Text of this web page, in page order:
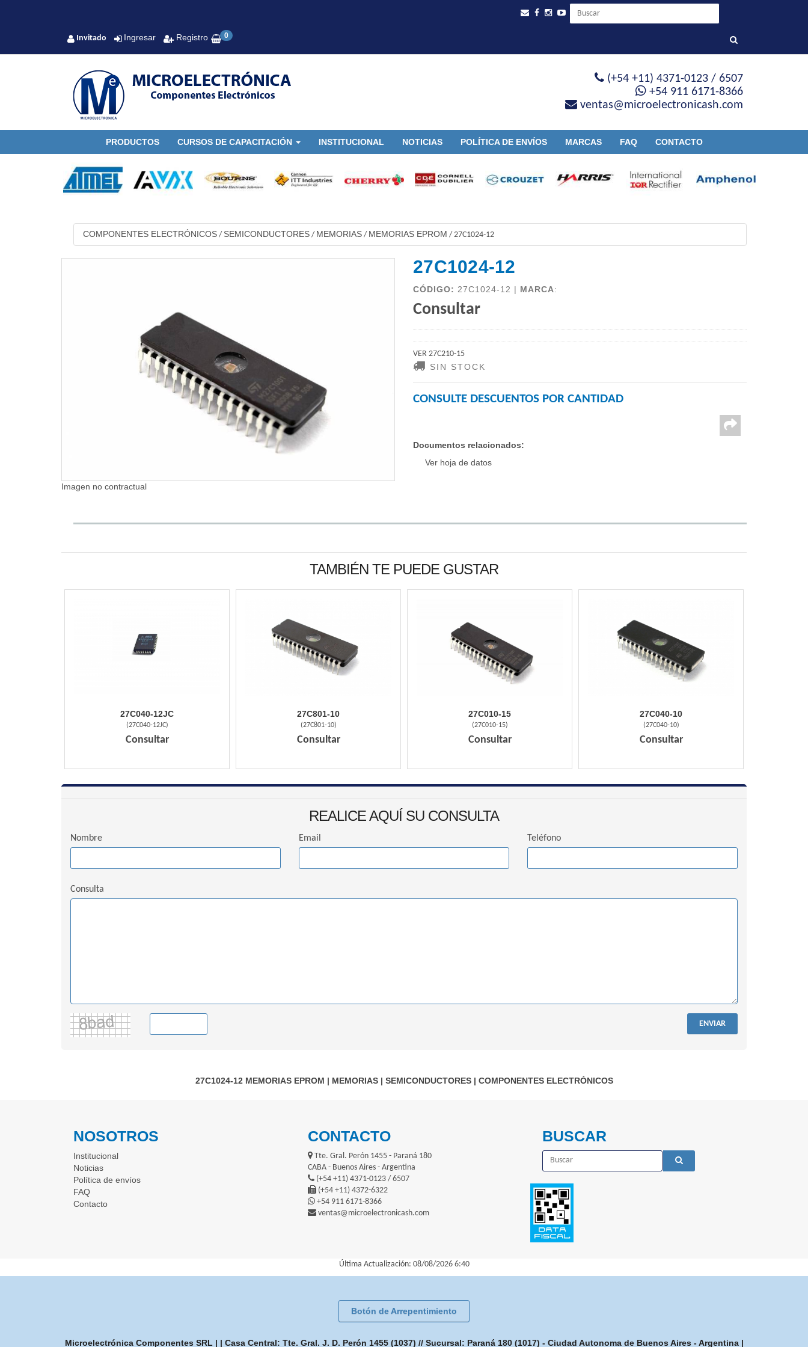
Invitado Ingresar Registro 0
PRODUCTOS CURSOS DE CAPACITACIÓN INSTITUCIONAL NOTICIAS POLÍTICA DE ENVÍOS MARCAS FAQ CONTACTO
(+54 +11) 4371-0123 / 6507
+54 911 6171-8366
ventas@microelectronicash.com
COMPONENTES ELECTRÓNICOS / SEMICONDUCTORES / MEMORIAS / MEMORIAS EPROM / 27C1024-12
Imagen no contractual
27C1024-12
CÓDIGO: 27C1024-12 | MARCA:
Consultar
VER 27C210-15
SIN STOCK
CONSULTE DESCUENTOS POR CANTIDAD
Documentos relacionados:
Ver hoja de datos
TAMBIÉN TE PUEDE GUSTAR
27C040-12JC
(27C040-12JC)
Consultar
27C801-10
(27C801-10)
Consultar
27C010-15
(27C010-15)
Consultar
27C040-10
(27C040-10)
Consultar
REALICE AQUÍ SU CONSULTA
Nombre Email Teléfono
Consulta
ENVIAR
27C1024-12 MEMORIAS EPROM | MEMORIAS| SEMICONDUCTORES| COMPONENTES ELECTRÓNICOS
NOSOTROS
Institucional
Noticias
Política de envíos
FAQ
Contacto
CONTACTO
Tte. Gral. Perón 1455 - Paraná 180
CABA - Buenos Aires - Argentina
(+54 +11) 4371-0123 / 6507
(+54 +11) 4372-6322
+54 911 6171-8366
ventas@microelectronicash.com
BUSCAR
Última Actualización: 08/08/2026 6:40
Botón de Arrepentimiento
Microelectrónica Componentes SRL | | Casa Central: Tte. Gral. J. D. Perón 1455 (1037) // Sucursal: Paraná 180 (1017) - Ciudad Autonoma de Buenos Aires - Argentina |